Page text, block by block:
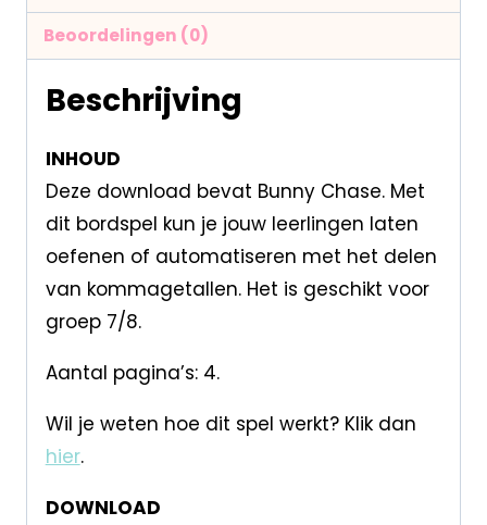
Beoordelingen (0)
Beschrijving
INHOUD
Deze download bevat Bunny Chase. Met
dit bordspel kun je jouw leerlingen laten
oefenen of automatiseren met het delen
van kommagetallen. Het is geschikt voor
groep 7/8.
Aantal pagina’s: 4.
Wil je weten hoe dit spel werkt? Klik dan
hier.
DOWNLOAD